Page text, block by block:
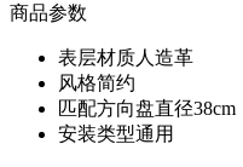
商品参数
表层材质人造革
风格简约
匹配方向盘直径38cm
安装类型通用